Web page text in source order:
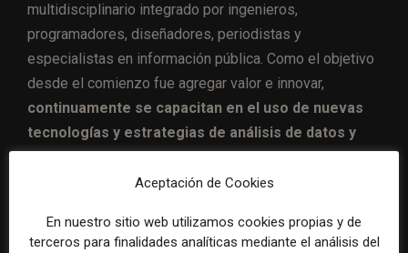
multidisciplinario integrado por ingenieros,
programadores, diseñadores, periodistas y
especialistas en información pública. Como el objetivo
desde el comienzo fue agregar valor e innovar,
continuamente se capacitan en el uso de nuevas
tecnologías y estrategias de análisis de datos y
documentos públicos,para luego llevar adelante
investigaciones y coberturas periodísticas de calidad.
La capacidad de aprendizaje,
Aceptación de Cookies
En nuestro sitio web utilizamos cookies propias y de
terceros para finalidades analíticas mediante el análisis del